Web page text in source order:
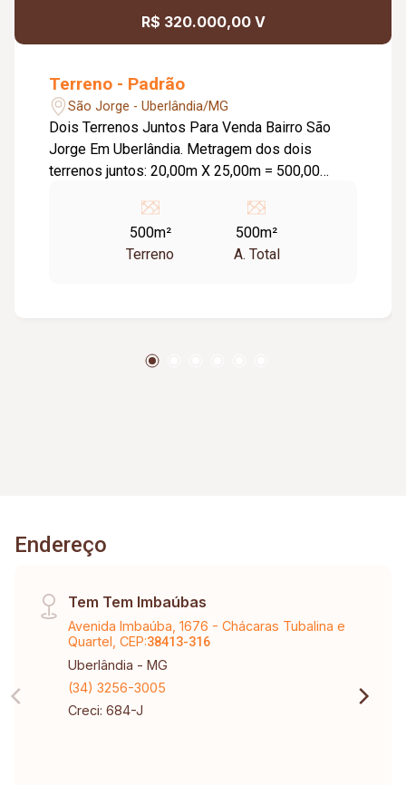
R$ 320.000,00 V
Terreno - Padrão
São Jorge - Uberlândia/MG
Dois Terrenos Juntos Para Venda Bairro São
Jorge Em Uberlândia. Metragem dos dois
terrenos juntos: 20,00m X 25,00m = 500,00
500m²
Terreno
500m²
A. Total
Endereço
Tem Tem Imbaúbas
Avenida Imbaúba, 1676 - Chácaras Tubalina e
Quartel, CEP:38413-316
Uberlândia - MG
(34) 3256-3005
Creci: 684-J